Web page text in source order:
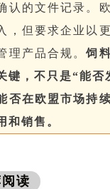
认的文件记录。
，但要求企业以
理产品合规。饲
键，不只是“能否
否在欧盟市场持
和销售。
读